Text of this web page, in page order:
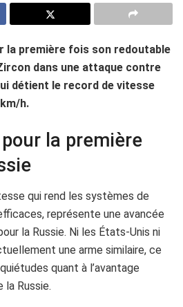
la première fois son redoutable
dans une attaque contre
détient le record de vitesse
h.
la première
qui rend les systèmes de
représente une avancée
la Russie. Ni les États-Unis ni
une arme similaire, ce
quant à l’avantage
Russie.